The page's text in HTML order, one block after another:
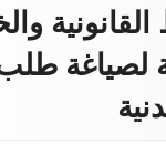
لصياغة